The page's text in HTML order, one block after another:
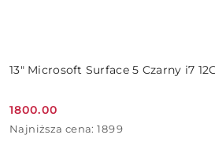
13" Microsoft Surface 5 Czarny i7
Cena
promocyjna:
1800.00
Najniższa
Najniższa cena: 1899